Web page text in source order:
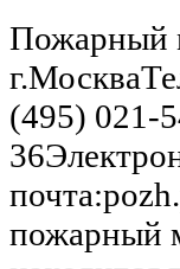
Пожарный
(495) 021-
пожарный